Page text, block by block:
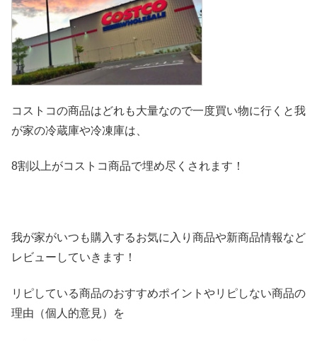
コストコの商品はどれも大量なので一度買い物に行くと我
が家の冷蔵庫や冷凍庫は、
8割以上がコストコ商品で埋め尽くされます！
我が家がいつも購入するお気に入り商品や新商品情報など
レビ ューしていきます！
リピしている商品のおすすめポイントやリピしない商品の
理由（個人的意見）を